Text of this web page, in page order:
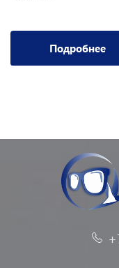
Подробнее